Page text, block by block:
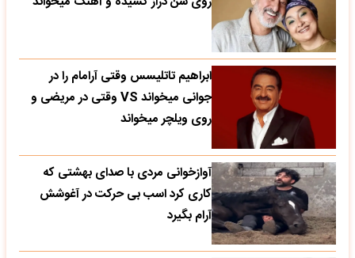
ابراهیم تاتلیسس وقتی آرامام را در
جوانی میخواند VS وقتی در مریضی و
روی ویلچر میخواند
آوازخوانی مردی با صدای بهشتی که
کاری کرد اسب بی حرکت در آغوشش
آرام بگیرد